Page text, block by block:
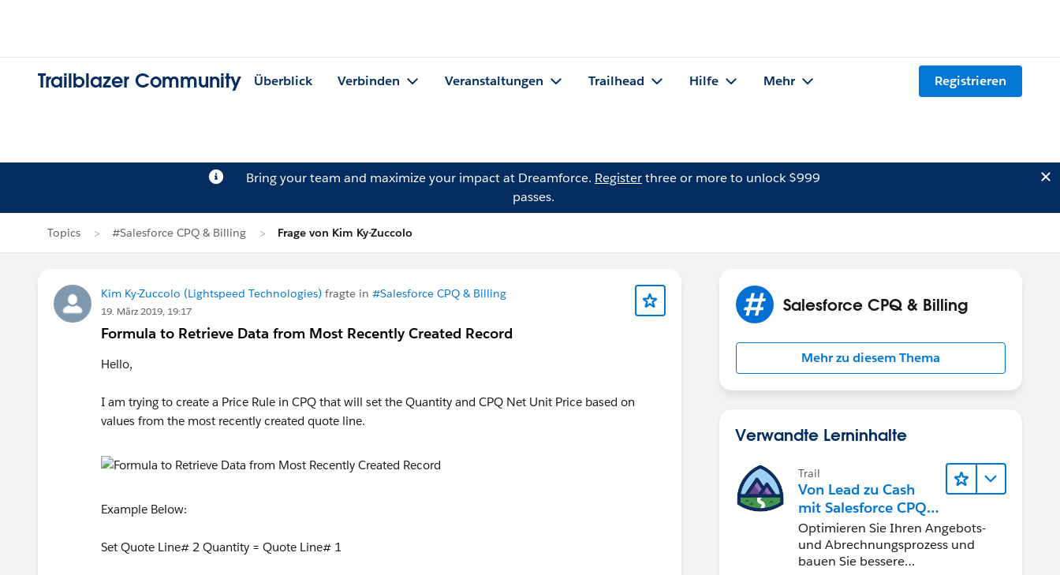
Trailblazer Community Überblick Verbinden Veranstaltungen Trailhead Hilfe Mehr Registrieren
Bring your team and maximize your impact at Dreamforce. Registerthree or more to unlock $999
passes.
Topics #Salesforce CPQ & Billing Frage von Kim Ky-Zuccolo
Kim Ky-Zuccolo (Lightspeed Technologies) fragte in #Salesforce CPQ & Billing
19. März 2019, 19:17
Formula to Retrieve Data from Most Recently Created Record
Hello,
I am trying to create a Price Rule in CPQ that will set the Quantity and CPQ Net Unit Price based on
values from the most recently created quote line.
Example Below:
Set Quote Line# 2 Quantity = Quote Line# 1
Salesforce CPQ & Billing
Mehr zu diesem Thema
Verwandte Lerninhalte
Trail
Von Lead zu Cash
mit Salesforce CPQ
und Billing
Optimieren Sie Ihren Angebots-
und Abrechnungsprozess und
bauen Sie bessere